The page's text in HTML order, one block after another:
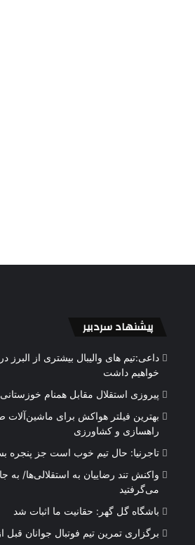
پیشنهاد سردبیر
داعی:تیم های والیبال بیشتری از
خواهیم داشت
پیروزی استقلال مقابل همنام خوزستانی
بهترین فیلتر هواکش برای ماشین‌آلات
راهسازی و کشاورزی
تاجرنیا: حال تیم خوب است جز پنجره
واکنش تند رضاییان به استقلالی‌ها/ به
می‌گرفتید
باشگاه گل گهر: حقانیت ما اثبات شد
برگزاری تمرین تیم فوتبال جوانان قبل